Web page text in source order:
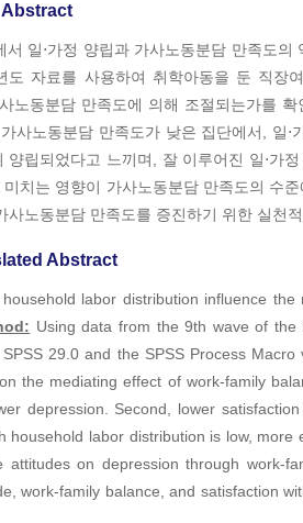
Abstract
일⋅가정 양립과 가사노동분담 만족도
도 자료를 사용하여 취학아동을 둔 직장
노동분담 만족도에 의해 조절되는가를 확
노동분담 만족도가 낮은 집단에서, 일
립되었다고 느끼며, 잘 이루어진 일⋅가
치는 영향이 가사노동분담 만족도의 수
노동분담 만족도를 증진하기 위한 실천
Abstract
labor distribution influence the
Using data from the 9th wave of the
29.0 and the SPSS Process
the mediating effect of work-family
depression. Second, lower
labor distribution is low,
on depression through work-
work-family balance, and satisfaction